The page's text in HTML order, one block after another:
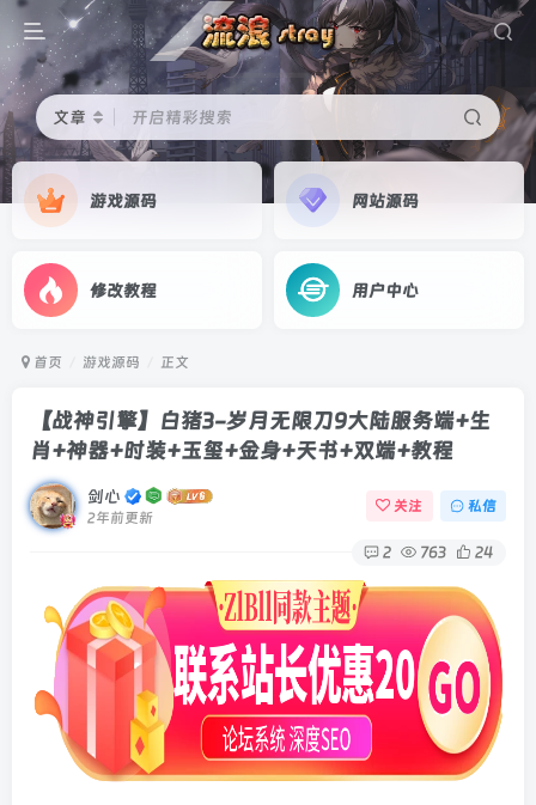
文章 开启精彩搜索
游戏源码 网站源码
修改教程 用户中心
首页 游戏源码 正文
【战神引擎】白猪3-岁月无限刀9大陆服务端+生
肖+神器+时装+玉玺+金身+天书+双端+教程
剑心
2年前更新
关注 私信
2 763 24